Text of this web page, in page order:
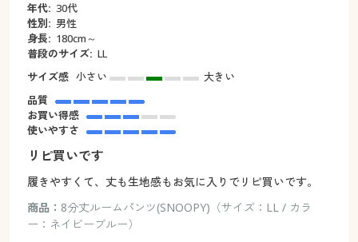
年代: 30代
性別: 男性
身長: 180cm～
普段のサイズ: LL
サイズ感 小さい
大きい
品質
お買い得感
使いやすさ
リピ買いです
履きやすくて、丈も生地感もお気に入りでリピ買いです。
商品： 8分丈ルームパンツ(SNOOPY)（サイズ：LL / カラ
ー：ネイビーブルー）